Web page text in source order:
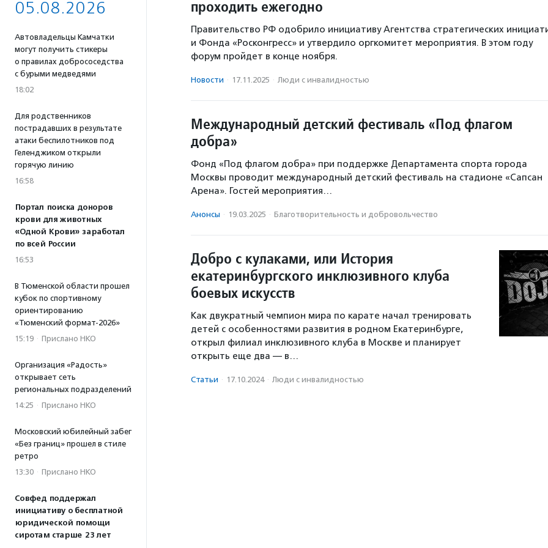
05.08.2026
Автовладельцы Камчатки
могут получить стикеры
о правилах добрососедства
с бурыми медведями
18:02
Для родственников
пострадавших в результате
атаки беспилотников под
Геленджиком открыли
горячую линию
16:58
Портал поиска доноров
крови для животных
«Одной Крови» заработал
по всей России
16:53
В Тюменской области прошел
кубок по спортивному
ориентированию
«Тюменский формат-2026»
15:19 · Прислано НКО
Организация «Радость»
открывает сеть
региональных подразделений
14:25 · Прислано НКО
Московский юбилейный забег
«Без границ» прошел в стиле
ретро
13:30 · Прислано НКО
Совфед поддержал
инициативу о бесплатной
юридической помощи
сиротам старше 23 лет
проходить ежегодно
Правительство РФ одобрило инициативу Агентства стратегических
и Фонда «Росконгресс» и утвердило оргкомитет мероприятия. В этом году
форум пройдет в конце ноября.
Новости · 17.11.2025 · Люди с инвалидностью
Международный детский фестиваль «Под флагом
добра»
Фонд «Под флагом добра» при поддержке Департамента спорта города
Москвы проводит международный детский фестиваль на стадионе «Сапсан
Арена». Гостей мероприятия…
Анонсы · 19.03.2025 · Благотвори­тель­ность и доброволь­чест­во
Добро с кулаками, или История
екатеринбургского инклюзивного клуба
боевых искусств
Как двукратный чемпион мира по карате начал тренировать
детей с особенностями развития в родном Екатеринбурге,
открыл филиал инклюзивного клуба в Москве и планирует
открыть еще два — в…
Статьи · 17.10.2024 · Люди с инвалидностью